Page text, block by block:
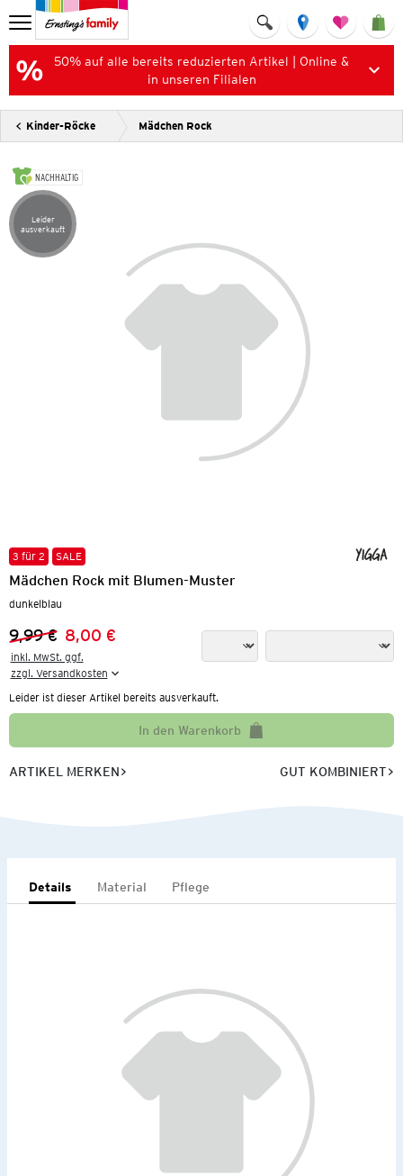
50% auf alle bereits reduzierten Artikel | Online &
in unseren Filialen
Kinder-Röcke Mädchen Rock
NACHHALTIG
Artikel leider ausverkauft
Leider
ausverkauft
3 für 2 SALE
Mädchen Rock mit Blumen-Muster
dunkelblau
Vorheriger Preis:
9,99 €
Neuer Preis:
8,00 €
inkl. MwSt. ggf.
zzgl. Versandkosten
Leider ist dieser Artikel bereits ausverkauft.
In den Warenkorb
ARTIKEL MERKEN GUT KOMBINIERT
Details Material Pflege